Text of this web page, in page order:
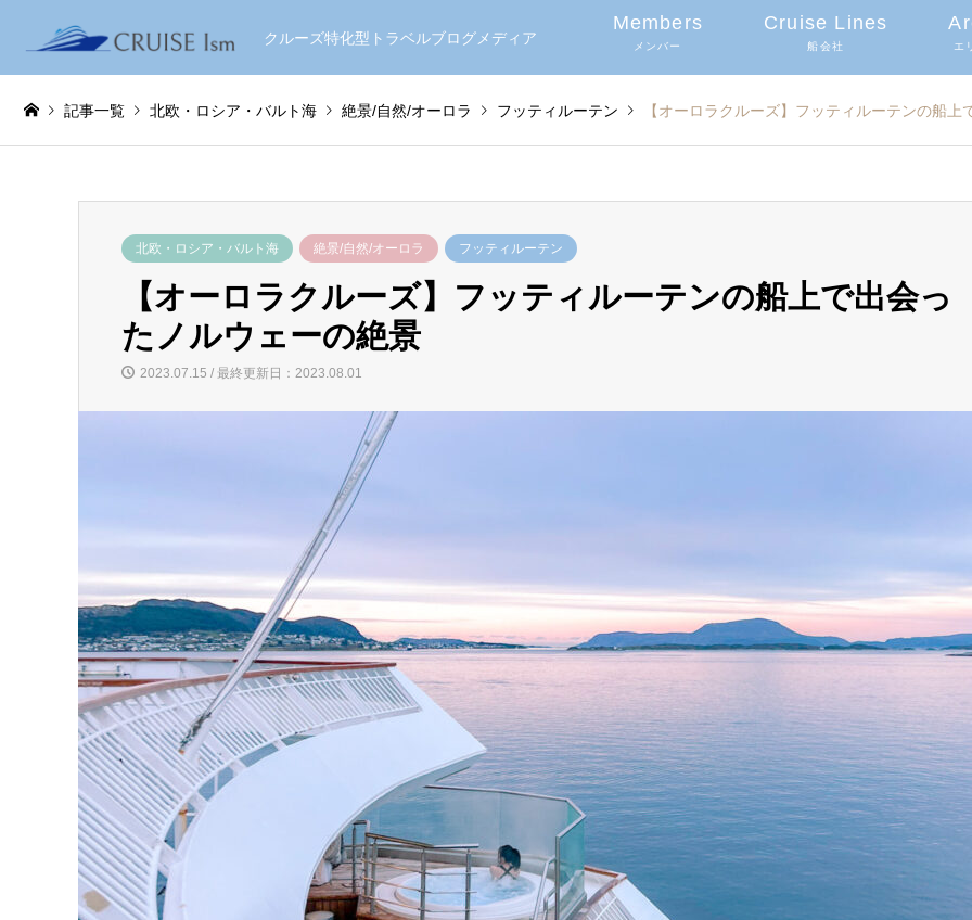
クルーズ特化型トラベルブログメディア
Members
メンバー
Cruise Lines
船会社 エ
記事一覧 北欧・ロシア・バルト海 絶景/自然/オーロラ フッティルーテン 【オーロラクルーズ】フッティルーテンの船
北欧・ロシア・バルト海 絶景/自然/オーロラ フッティルーテン
【オーロラクルーズ】フッティルーテンの船上で出会っ
たノルウェーの絶景
2023.07.15 / 最終更新日：2023.08.01